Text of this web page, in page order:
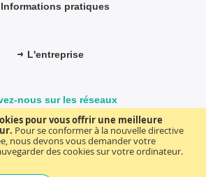
pour vous offrir une meilleure
Pour se conformer à la nouvelle directive
nous devons vous demander votre
des cookies sur votre ordinateur.
Informations pratiques
L'entreprise
nous sur les réseaux
réservés 2025Termes et Conditions